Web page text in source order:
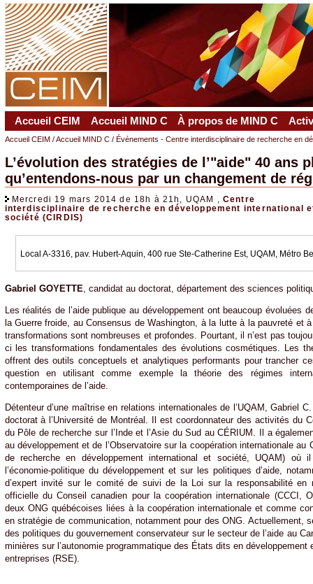
Accueil CEIM Accueil MIND C À propos de MIND C
Accueil CEIM/Accueil MIND C/ Événements - Centre interdisciplinaire de recherche en
L’évolution des stratégies de l’"aide" 40
qu’entendons-nous par un changement de
Mercredi 19 mars 2014 de 18h à 21h, UQAM , Centre
interdisciplinaire de recherche en développement international
société (CIRDIS)
Local A-3316, pav. Hubert-Aquin, 400 rue Ste-Catherine Est, UQAM, Métro
Gabriel GOYETTE , candidat au doctorat, département des sciences
Les réalités de l’aide publique au développement ont beaucoup évoluées
la Guerre froide, au Consensus de Washington, à la lutte à la pauvreté et à
transformations sont nombreuses et profondes. Pourtant, il n’est pas
ci les transformations fondamentales des évolutions cosmétiques. Les
offrent des outils conceptuels et analytiques performants pour trancher
question en utilisant comme exemple la théorie des régimes
contemporaines de l’aide.
Détenteur d’une maîtrise en relations internationales de l’UQAM, Gabriel
doctorat à l’Université de Montréal. Il est coordonnateur des activités du
du Pôle de recherche sur l’Inde et l’Asie du Sud au CÉRIUM. Il a
au développement et de l’Observatoire sur la coopération internationale au
de recherche en développement international et société, UQAM) où
l’économie-politique du développement et sur les politiques d’aide,
d’expert invité sur le comité de suivi de la Loi sur la responsabilité en
officielle du Conseil canadien pour la coopération internationale (CCCI,
deux ONG québécoises liées à la coopération internationale et comme
en stratégie de communication, notamment pour des ONG. Actuellement,
des politiques du gouvernement conservateur sur le secteur de l’aide au
minières sur l’autonomie programmatique des États dits en
entreprises (RSE).